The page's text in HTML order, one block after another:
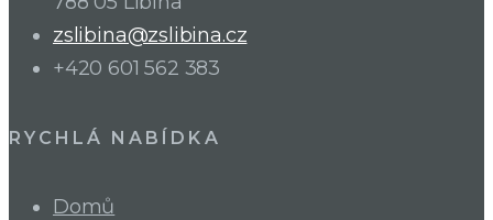
zslibina@zslibina.cz
+420 601 562 383
RYCHLÁ NABÍDKA
Domů